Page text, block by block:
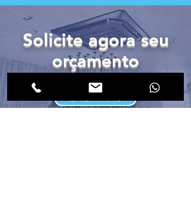
Solicite agora seu
orçamento
SAIBA MAIS